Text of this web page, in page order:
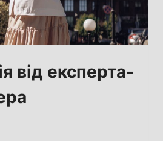
від експерта-